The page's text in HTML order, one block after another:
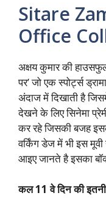
Sitare
Office
अक्षय कुमार की
पर’ जो एक स्पोर्ट्स
अंदाज में दिखाती है
देखने के लिए सिनेमा
कर रहे जिसकी बजह
वर्किंग डेज में भी इस
आइए जानते है इसका
कल 11 वे दिन की